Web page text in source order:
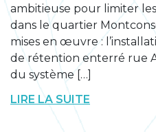
ambitieuse pour limiter
dans le quartier
mises en œuvre :
de rétention enterré rue
du système […]
LIRE LA SUITE